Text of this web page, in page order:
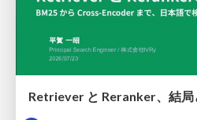
Retriever と Reranker、結局